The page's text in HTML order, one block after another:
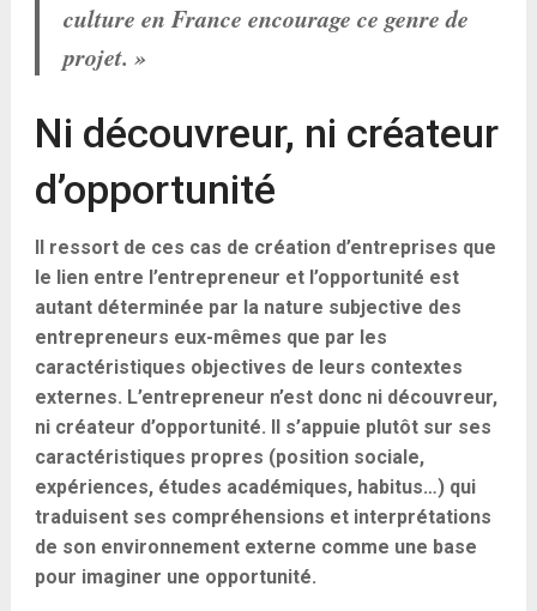
culture en France encourage ce genre de
projet. »
Ni découvreur, ni créateur
d’opportunité
Il ressort de ces cas de création d’entreprises que
le lien entre l’entrepreneur et l’opportunité est
autant déterminée par la nature subjective des
entrepreneurs eux-mêmes que par les
caractéristiques objectives de leurs contextes
externes. L’entrepreneur n’est donc ni découvreur,
ni créateur d’opportunité. Il s’appuie plutôt sur ses
caractéristiques propres (position sociale,
expériences, études académiques, habitus…) qui
traduisent ses compréhensions et interprétations
de son environnement externe comme une base
pour imaginer une opportunité.